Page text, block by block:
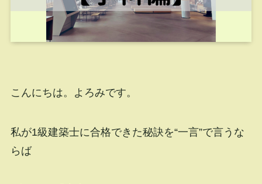
こんにちは。よろみです。
私が1級建築士に合格できた秘訣を“一言”で言うな
らば